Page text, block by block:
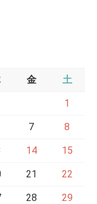
金 土
1
7 8
14 15
21 22
28 29